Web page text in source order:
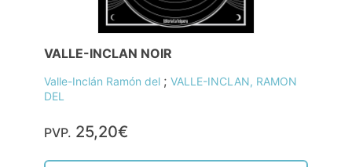
VALLE-INCLAN NOIR
Valle-Inclán Ramón del ; VALLE-INCLAN, RAMON
DEL
PVP. 25,20€